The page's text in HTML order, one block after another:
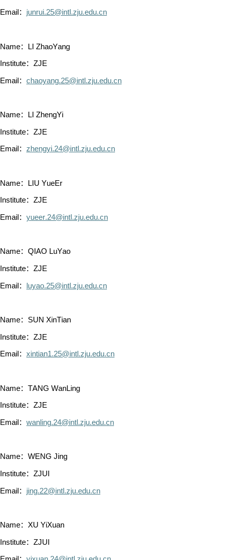
Email： junrui.25@intl.zju.edu.cn
Name：LI ZhaoYang
Institute：ZJE
Email： chaoyang.25@intl.zju.edu.cn
Name：LI ZhengYi
Institute：ZJE
Email： zhengyi.24@intl.zju.edu.cn
Name：LIU YueEr
Institute：ZJE
Email： yueer.24@intl.zju.edu.cn
Name：QIAO LuYao
Institute：ZJE
Email： luyao.25@intl.zju.edu.cn
Name：SUN XinTian
Institute：ZJE
Email： xintian1.25@intl.zju.edu.cn
Name：TANG WanLing
Institute：ZJE
Email： wanling.24@intl.zju.edu.cn
Name：WENG Jing
Institute：ZJUI
Email： jing.22@intl.zju.edu.cn
Name：XU YiXuan
Institute：ZJUI